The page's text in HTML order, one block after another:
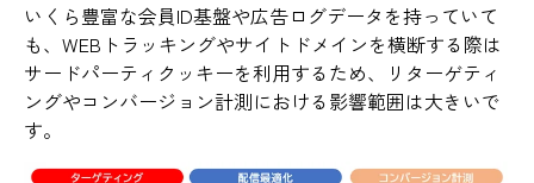
いくら豊富な会員ID基盤や広告ログデータを持っていて
も、WEBトラッキングやサイトドメインを横断する際は
サードパーティクッキーを利用するため、リターゲティ
ングやコンバージョン計測における影響範囲は大きいで
す。